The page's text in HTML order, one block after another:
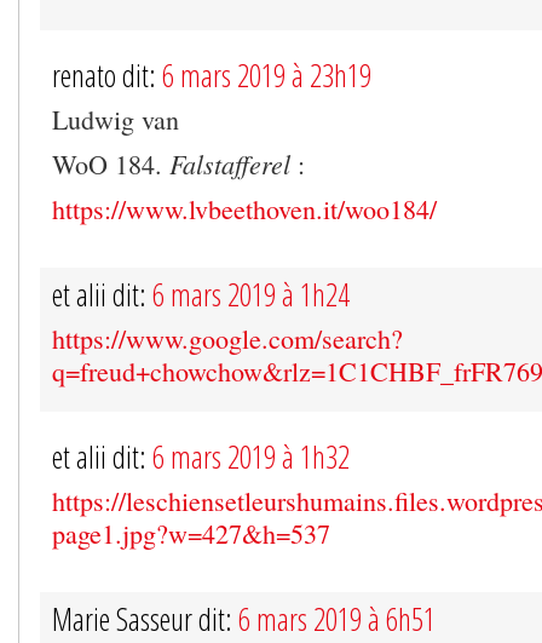
renato dit: 6 mars 2019 à 23h19
Ludwig van
WoO 184. Falstafferel :
https://www.lvbeethoven.it/woo184/
et alii dit: 6 mars 2019 à 1h24
https://www.google.com/search?
et alii dit: 6 mars 2019 à 1h32
https://
page1.jpg?w=427&h=537
Marie Sasseur dit: 6 mars 2019 à 6h51